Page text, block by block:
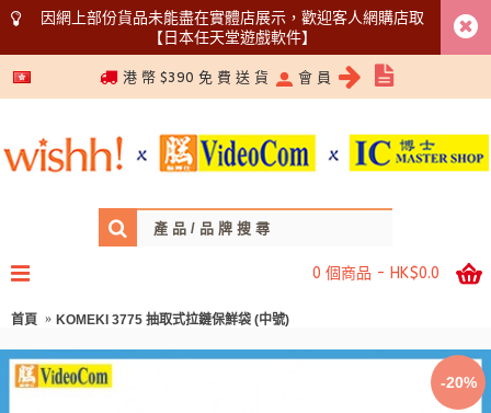
因網上部份貨品未能盡在實體店展示，歡迎客人網購店取
【日本任天堂遊戲軟件】
5366 1340
港 幣 $390 免 費 送 貨 會 員
0 個商品 - HK$0.0
首頁 KOMEKI 3775 抽取式拉鏈保鮮袋 (中號)
-20%